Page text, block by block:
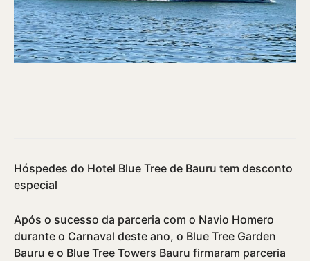
Hóspedes do Hotel Blue Tree de Bauru tem desconto
especial
Após o sucesso da parceria com o Navio Homero
durante o Carnaval deste ano, o Blue Tree Garden
Bauru e o Blue Tree Towers Bauru firmaram parceria